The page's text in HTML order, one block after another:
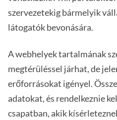
szervezetekig bármelyik
látogatók bevonására.
A webhelyek tartalmának
megtérüléssel járhat, de
erőforrásokat igényel.
adatokat, és rendelkeznie
csapatban, akik